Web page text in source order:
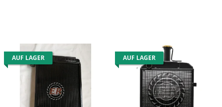
AUF LAGER AUF LAGER